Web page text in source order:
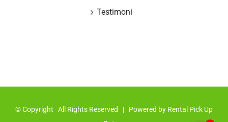
Testimoni
© Copyright All Rights Reserved | Powered by Rental Pick Up